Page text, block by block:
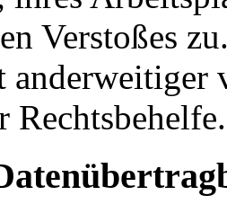
Verstoßes
Rechtsbehelfe.